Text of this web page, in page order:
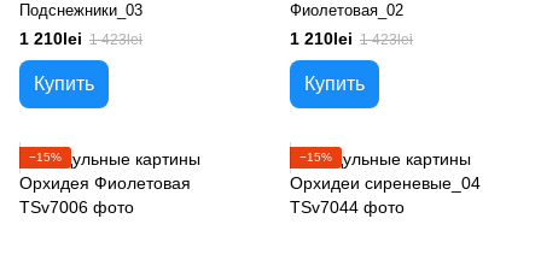
Подснежники_03
1 210lei 1 423lei
Купить
Фиолетовая_02
1 210lei 1 423lei
Купить
−15% −15%